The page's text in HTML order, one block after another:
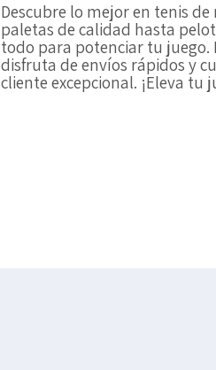
Descubre lo mejor en tenis de
paletas de calidad hasta
todo para potenciar tu juego.
disfruta de envíos rápidos y
cliente excepcional. ¡Eleva tu